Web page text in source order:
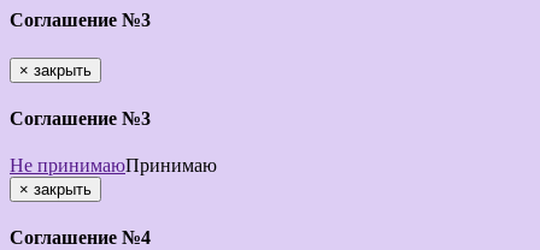
Соглашение №3
× закрыть
Соглашение №3
Не принимаюПринимаю
× закрыть
Соглашение №4